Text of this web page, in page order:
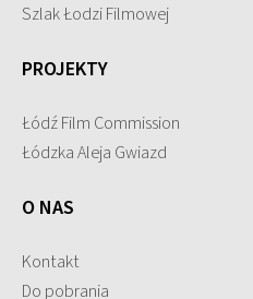
Szlak Łodzi Filmowej
PROJEKTY
Łódź Film Commission
Łódzka Aleja Gwiazd
O NAS
Kontakt
Do pobrania